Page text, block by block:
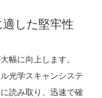
した堅牢性
幅に向上します。
光学スキャンシステ
読み取り、迅速で確